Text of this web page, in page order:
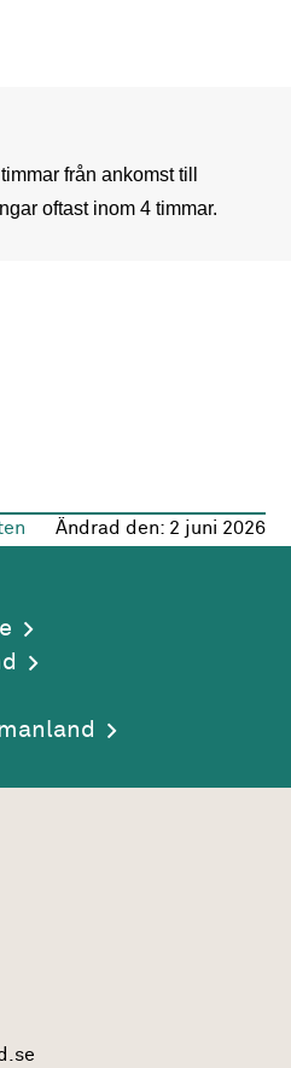
från ankomst till
oftast inom 4 timmar.
Ändrad den: 2 juni 2026